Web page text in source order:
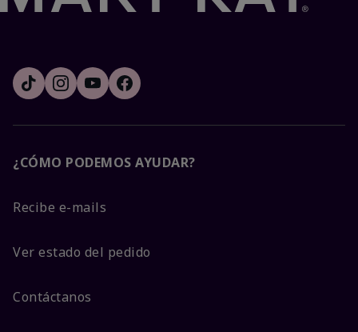
¿CÓMO PODEMOS AYUDAR?
Recibe e-mails
Ver estado del pedido
Contáctanos